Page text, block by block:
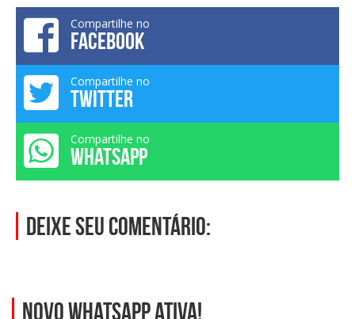
Compartilhe no
FACEBOOK
Compartilhe no
TWITTER
Compartilhe no
WHATSAPP
Deixe seu comentário:
NOVO WHATSAPP ATIVA!